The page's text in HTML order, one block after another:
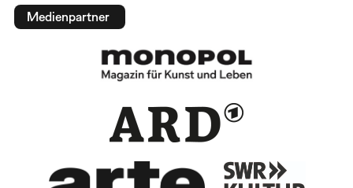
Medienpartner